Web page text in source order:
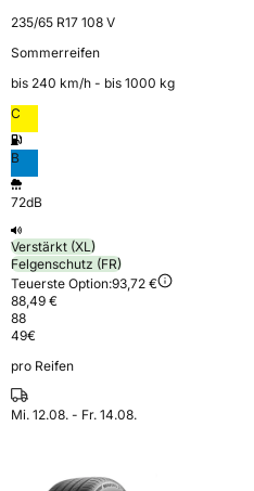
235/65 R17 108 V
Sommerreifen
bis 240 km⁠/⁠h - bis 1000 kg
C
B
72dB
Verstärkt (XL)
Felgenschutz (FR)
Teuerste Option:93,72 €
88,49 €
88
49€
pro Reifen
Mi. 12.08. - Fr. 14.08.